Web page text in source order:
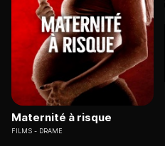
Maternité à risque
FILMS DRAME